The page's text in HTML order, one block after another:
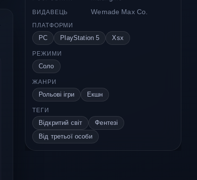
ВИДАВЕЦЬ Wemade Max Co.
ПЛАТФОРМИ
PC PlayStation 5 Xsx
РЕЖИМИ
Соло
ЖАНРИ
Рольові ігри Екшн
ТЕГИ
Відкритий світ
Фентезі
Від третьої особи